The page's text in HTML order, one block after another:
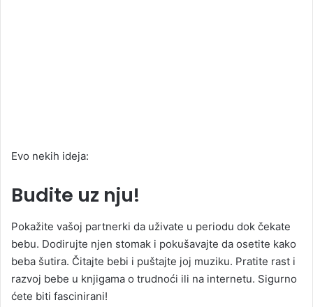
Evo nekih ideja:
Budite uz nju!
Pokažite vašoj partnerki da uživate u periodu dok čekate
bebu. Dodirujte njen stomak i pokušavajte da osetite kako
beba šutira. Čitajte bebi i puštajte joj muziku. Pratite rast i
razvoj bebe u knjigama o trudnoći ili na internetu. Sigurno
ćete biti fascinirani!